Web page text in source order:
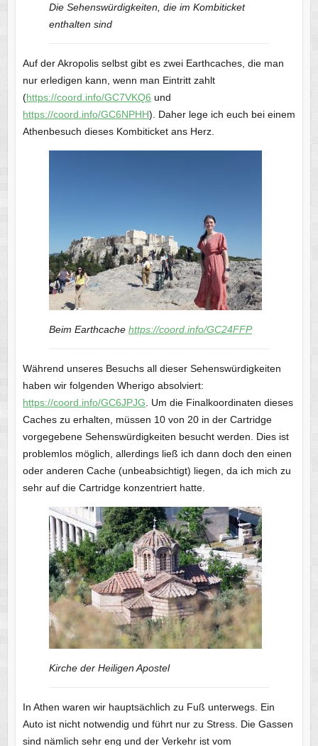
Die Sehenswürdigkeiten, die im Kombiticket
enthalten sind
Auf der Akropolis selbst gibt es zwei Earthcaches, die man
nur erledigen kann, wenn man Eintritt zahlt
(https://coord.info/GC7VKQ6 und
https://coord.info/GC6NPHH). Daher lege ich euch bei einem
Athenbesuch dieses Kombiticket ans Herz.
Beim Earthcache https://coord.info/GC24FFP
Während unseres Besuchs all dieser Sehenswürdigkeiten
haben wir folgenden Wherigo absolviert:
https://coord.info/GC6JPJG . Um die Finalkoordinaten dieses
Caches zu erhalten, müssen 10 von 20 in der Cartridge
vorgegebene Sehenswürdigkeiten besucht werden. Dies ist
problemlos möglich, allerdings ließ ich dann doch den einen
oder anderen Cache (unbeabsichtigt) liegen, da ich mich zu
sehr auf die Cartridge konzentriert hatte.
Kirche der Heiligen Apostel
In Athen waren wir hauptsächlich zu Fuß unterwegs. Ein
Auto ist nicht notwendig und führt nur zu Stress. Die Gassen
sind nämlich sehr eng und der Verkehr ist vom